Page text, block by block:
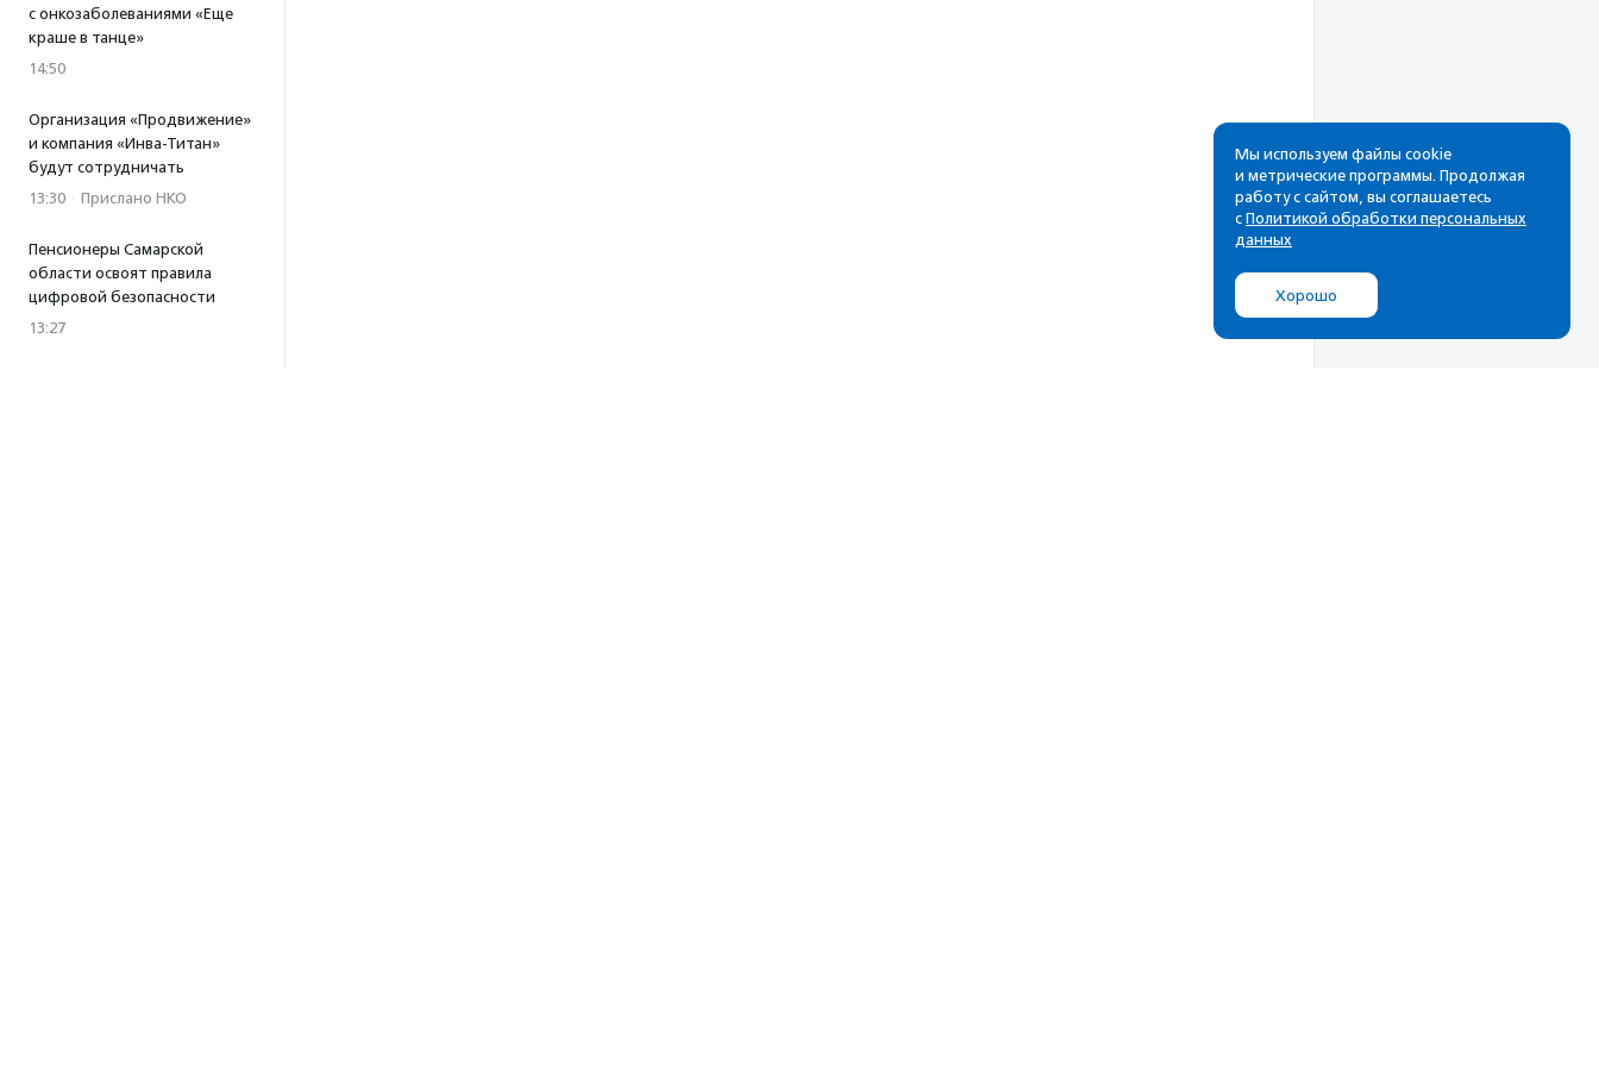
с онкозаболеваниями «Еще
краше в танце»
14:50
Организация «Продвижение»
и компания «Инва-Титан»
будут сотрудничать
13:30 · Прислано НКО
Пенсионеры Самарской
области освоят правила
цифровой безопасности
13:27
Рассылка
Cамые свежие новости,
почтовом ящике
Мы используем файлы cookie
и метрические программы. Продолжая
работу с сайтом, вы соглашаетесь
с Политикой обработки персональных
данных
Хорошо